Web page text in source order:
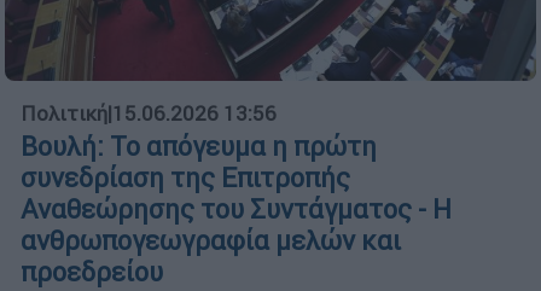
Πολιτική|15.06.2026 13:56
Βουλή: Το απόγευμα η πρώτη
συνεδρίαση της Επιτροπής
Αναθεώρησης του Συντάγματος - Η
ανθρωπογεωγραφία μελών και
προεδρείου